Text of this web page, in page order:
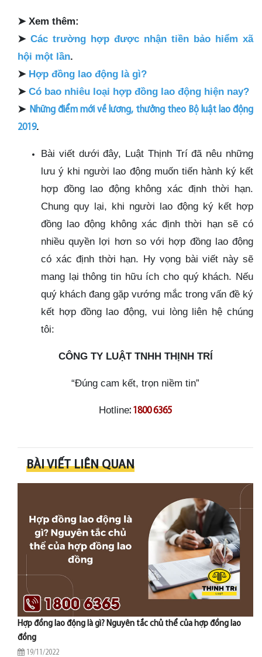
➤ Xem thêm:
➤ Các trường hợp được nhận tiền bảo hiểm xã
hội một lần.
➤ Hợp đồng lao động là gì?
➤ Có bao nhiêu loại hợp đồng lao động hiện nay?
➤ Những điểm mới về lương, thưởng theo Bộ luật lao động
2019.
Bài viết dưới đây, Luật Thịnh Trí đã nêu những
lưu ý khi người lao động muốn tiến hành ký kết
hợp đồng lao động không xác định thời hạn.
Chung quy lại, khi người lao động ký kết hợp
đồng lao động không xác định thời hạn sẽ có
nhiều quyền lợi hơn so với hợp đồng lao động
có xác định thời hạn. Hy vọng bài viết này sẽ
mang lại thông tin hữu ích cho quý khách. Nếu
quý khách đang gặp vướng mắc trong vấn đề ký
kết hợp đồng lao động, vui lòng liên hệ chúng
tôi:
CÔNG TY LUẬT TNHH THỊNH TRÍ
“Đúng cam kết, trọn niềm tin”
Hotline: 1800 6365
BÀI VIẾT LIÊN QUAN
Hợp đồng lao động là gì? Nguyên tắc chủ thể của hợp đồng lao
đồng
19/11/2022